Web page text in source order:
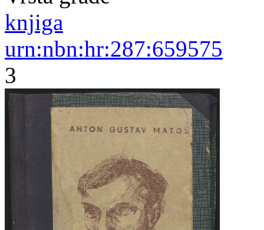
knjiga
urn:nbn:hr:287:659575
3